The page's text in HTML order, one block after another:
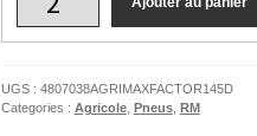
UGS : 4807038AGRIMAXFACTOR145D
Categories : Agricole, Pneus, RM